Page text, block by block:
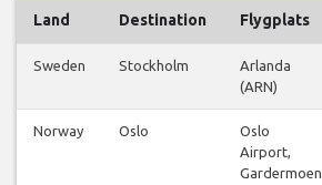
Land Destination Flygplats
Sweden Stockholm
Arlanda
(ARN)
Norway Oslo
Oslo
Airport,
Gardermoen